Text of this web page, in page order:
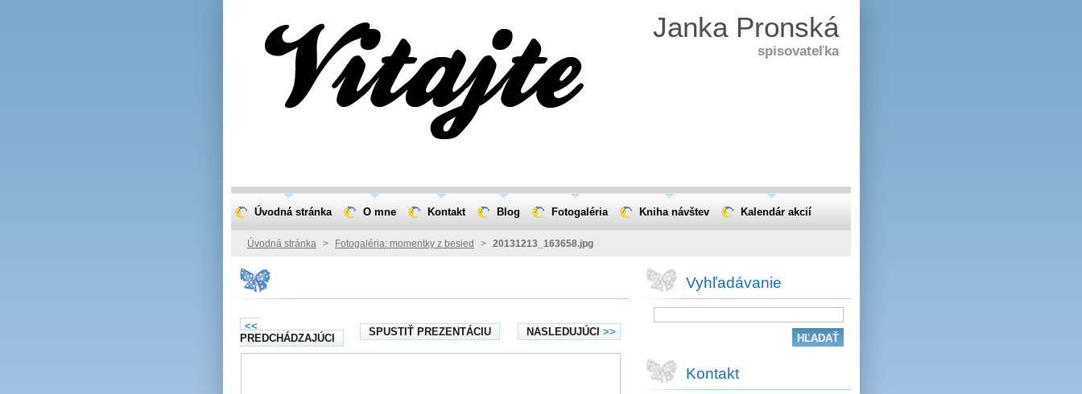
Janka Pronská
spisovateľka
Úvodná stránka > Fotogaléria: momentky z besied > 20131213_163658.jpg
<<
PREDCHÁDZAJÚCI
SPUSTIŤ PREZENTÁCIU NASLEDUJÚCI >>
Vyhľadávanie
Kontakt
Úvodná stránka O mne Kontakt Blog Fotogaléria Kniha návštev Kalendár akcií